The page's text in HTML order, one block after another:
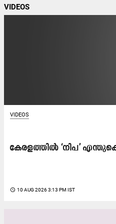
VIDEOS
VIDEOS
കേരളത്തിൽ ‘നിപ’
access_time 10 AUG 2026 3:13 PM IST